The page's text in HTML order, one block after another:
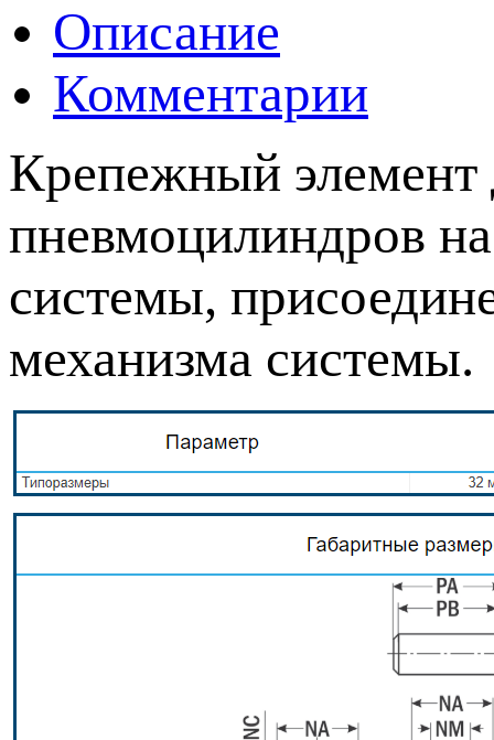
Описание
Комментарии
Крепежный элемент
пневмоцилиндров
системы,
механизма системы.